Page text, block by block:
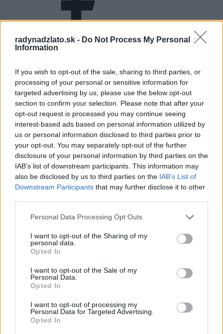
radynadzlato.sk - Do Not Process My Personal
Information
If you wish to opt-out of the sale, sharing to third parties, or
processing of your personal or sensitive information for
targeted advertising by us, please use the below opt-out
section to confirm your selection. Please note that after your
opt-out request is processed you may continue seeing
interest-based ads based on personal information utilized by
us or personal information disclosed to third parties prior to
your opt-out. You may separately opt-out of the further
disclosure of your personal information by third parties on the
IAB’s list of downstream participants. This information may
also be disclosed by us to third parties on the IAB’s List of
Downstream Participants that may further disclose it to other
Personal Data Processing Opt Outs
I want to opt-out of the Sharing of my
personal data.
Opted In
I want to opt-out of the Sale of my
Personal Data.
Opted In
I want to opt-out of processing my
Personal Data for Targeted Advertising.
Opted In